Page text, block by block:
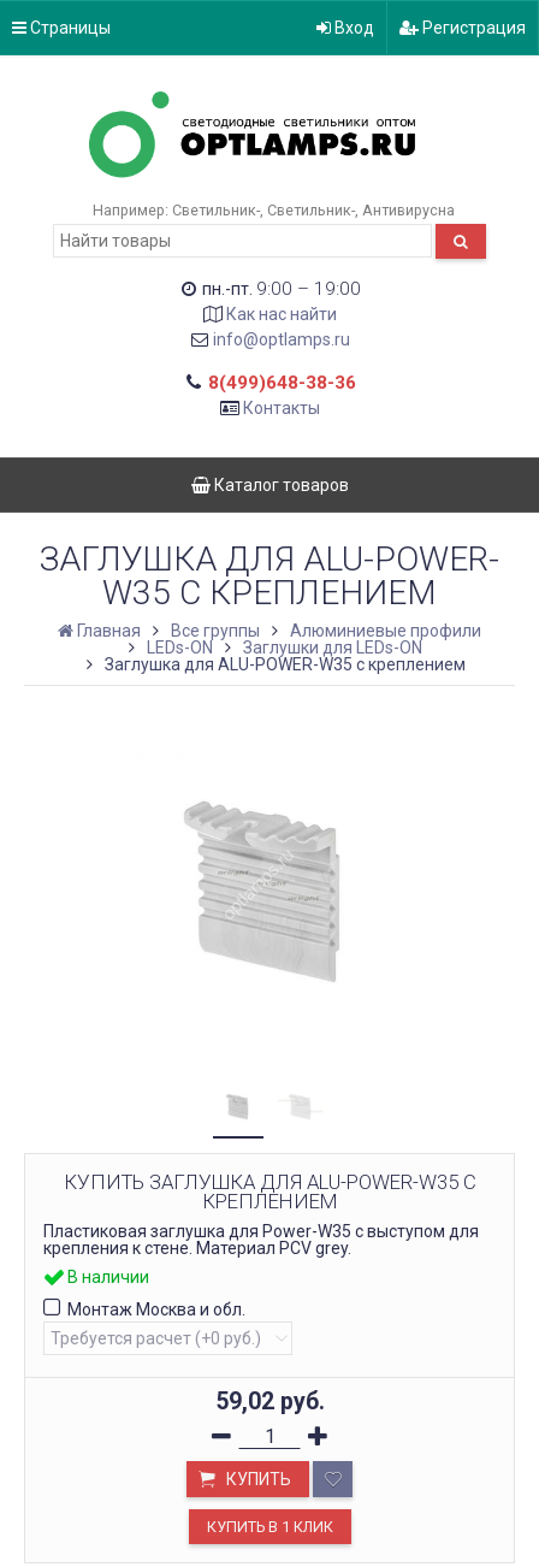
Страницы Вход Регистрация
Например: Светильник- Светильник- Антивирусна
пн.-пт. 9:00 – 19:00
Как нас найти
info@optlamps.ru
8(499)648-38-36
Контакты
Каталог товаров
ЗАГЛУШКА ДЛЯ ALU-POWER-
W35 С КРЕПЛЕНИЕМ
Главная Все группы
Алюминиевые профили
LEDs-ON
Заглушки для LEDs-ON
Заглушка для ALU-POWER-W35 с креплением
КУПИТЬ ЗАГЛУШКА ДЛЯ ALU-POWER-W35 С
КРЕПЛЕНИЕМ
Пластиковая заглушка для Power-W35 с выступом для
крепления к стене. Материал PCV grey.
В наличии
Монтаж Москва и обл.
59,02 руб.
КУПИТЬ